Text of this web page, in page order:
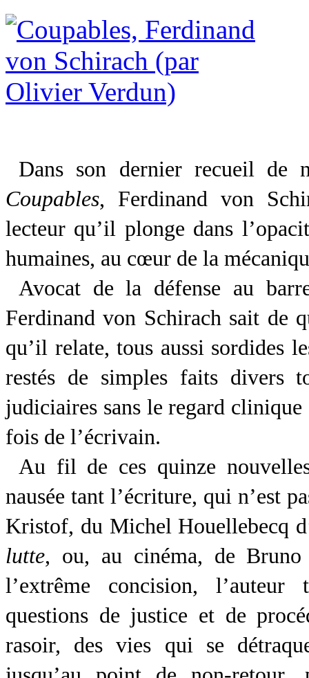
Dans son dernier recueil de
Coupables, Ferdinand von
lecteur qu’il plonge dans
humaines, au cœur de la
Avocat de la défense au
Ferdinand von Schirach sait de
qu’il relate, tous aussi sordides
restés de simples faits divers
judiciaires sans le regard
fois de l’écrivain.
Au fil de ces quinze
nausée tant l’écriture, qui n’est
Kristof, du Michel Houellebecq
lutte, ou, au cinéma, de Bruno
l’extrême concision, l’auteur
questions de justice et de
rasoir, des vies qui se